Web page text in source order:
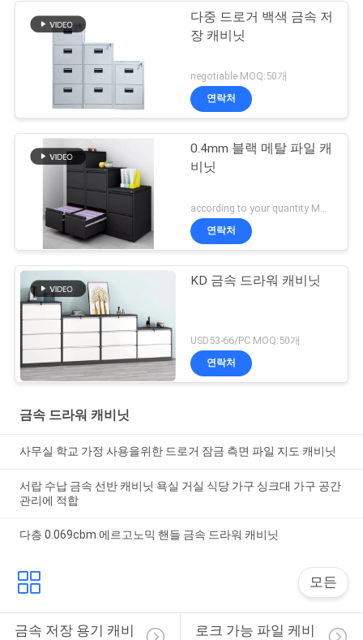
다중 드로거 백색 금속 저
장 캐비닛
negotiable MOQ:50개
연락처
0.4mm 블랙 메탈 파일 캐
비닛
according to your quantity MOQ:50개
연락처
KD 금속 드라워 캐비닛
USD53-66/PC MOQ:50개
연락처
금속 드라워 캐비닛
사무실 학교 가정 사용을위한 드로거 잠금 측면 파일 지도 캐비닛
서랍 수납 금속 선반 캐비닛 욕실 거실 식당 가구 싱크대 가구 공간
관리에 적합
다층 0.069cbm 에르고노믹 핸들 금속 드라워 캐비닛
모든
금속 저장 용기 캐비
로크 가능 파일 케비